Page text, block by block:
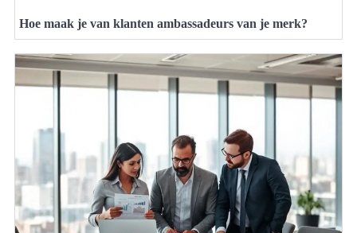
Hoe maak je van klanten ambassadeurs van je merk?